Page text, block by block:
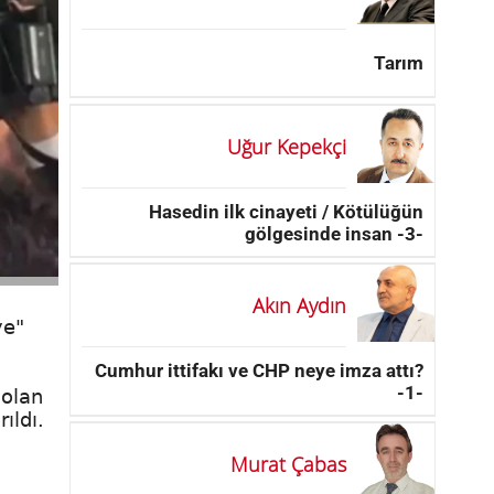
Tarım
Uğur Kepekçi
Hasedin ilk cinayeti / Kötülüğün
gölgesinde insan -3-
Akın Aydın
Cumhur ittifakı ve CHP neye imza attı?
-1-
Murat Çabas